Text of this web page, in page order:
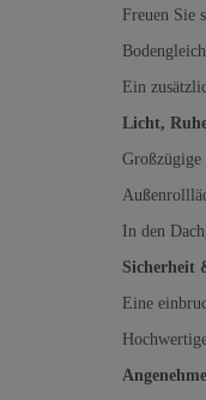
Freuen Sie
Ein
Licht,
Großzügige
In den
Sicherheit
Eine